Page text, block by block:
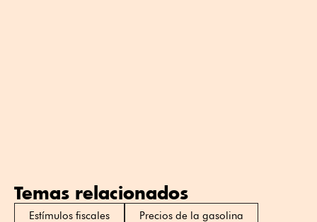
Temas relacionados
Estímulos fiscales
Precios de la gasolina